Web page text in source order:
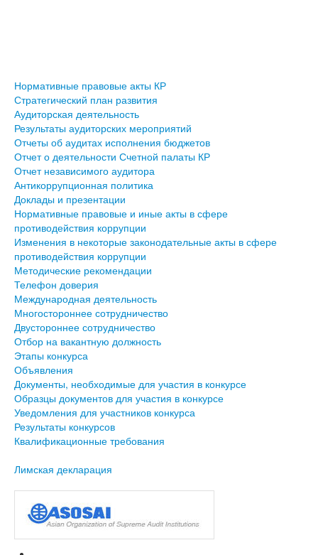
Нормативные правовые акты КР
Стратегический план развития
Аудиторская деятельность
Результаты аудиторских мероприятий
Отчеты об аудитах исполнения бюджетов
Отчет о деятельности Счетной палаты КР
Отчет независимого аудитора
Антикоррупционная политика
Доклады и презентации
Нормативные правовые и иные акты в сфере
противодействия коррупции
Изменения в некоторые законодательные акты в сфере
противодействия коррупции
Методические рекомендации
Телефон доверия
Международная деятельность
Многостороннее сотрудничество
Двустороннее сотрудничество
Отбор на вакантную должность
Этапы конкурса
Объявления
Документы, необходимые для участия в конкурсе
Образцы документов для участия в конкурсе
Уведомления для участников конкурса
Результаты конкурсов
Квалификационные требования
Лимская декларация